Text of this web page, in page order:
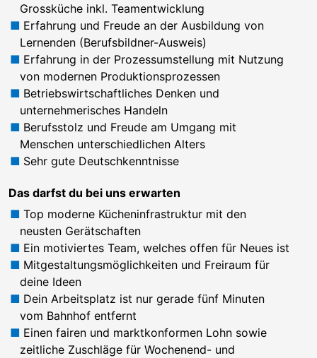
Grossküche inkl. Teamentwicklung
Erfahrung und Freude an der Ausbildung von
Lernenden (Berufsbildner-Ausweis)
Erfahrung in der Prozessumstellung mit Nutzung
von modernen Produktionsprozessen
Betriebswirtschaftliches Denken und
unternehmerisches Handeln
Berufsstolz und Freude am Umgang mit
Menschen unterschiedlichen Alters
Sehr gute Deutschkenntnisse
Das darfst du bei uns erwarten
Top moderne Kücheninfrastruktur mit den
neusten Gerätschaften
Ein motiviertes Team, welches offen für Neues ist
Mitgestaltungsmöglichkeiten und Freiraum für
deine Ideen
Dein Arbeitsplatz ist nur gerade fünf Minuten
vom Bahnhof entfernt
Einen fairen und marktkonformen Lohn sowie
zeitliche Zuschläge für Wochenend- und